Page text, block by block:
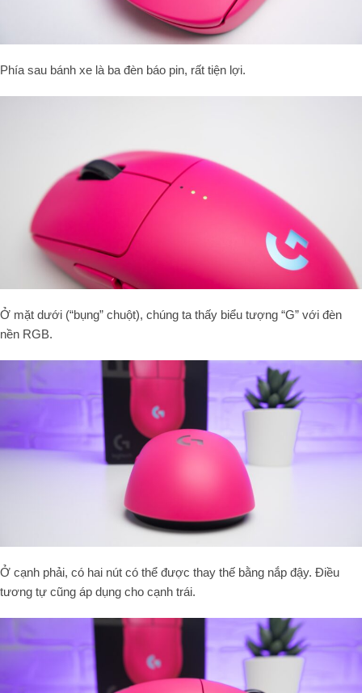
Phía sau bánh xe là ba đèn báo pin, rất tiện lợi.
Ở mặt dưới (“bụng” chuột), chúng ta thấy biểu tượng “G” với đèn
nền RGB.
Ở cạnh phải, có hai nút có thể được thay thế bằng nắp đậy. Điều
tương tự cũng áp dụng cho cạnh trái.